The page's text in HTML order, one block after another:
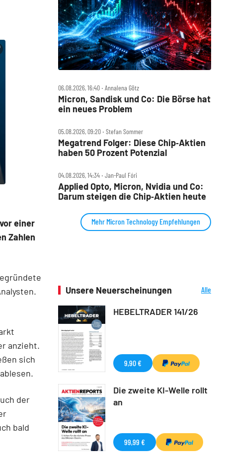
einer
Zahlen
anzieht.
sich
der
bald
06.08.2026, 16:40 ‧ Annalena Götz
Micron, Sandisk und Co: Die Börse hat
ein neues Problem
05.08.2026, 09:20 ‧ Stefan Sommer
Megatrend Folger: Diese Chip‑Aktien
haben 50 Prozent Potenzial
04.08.2026, 14:34 ‧ Jan-Paul Fóri
Applied Opto, Micron, Nvidia und Co:
Darum steigen die Chip‑Aktien heute
Mehr Micron Technology Empfehlungen
Unsere Neuerscheinungen
Alle
HEBELTRADER 141/26
9,90 €
Die zweite KI-Welle rollt
an
99,99 €